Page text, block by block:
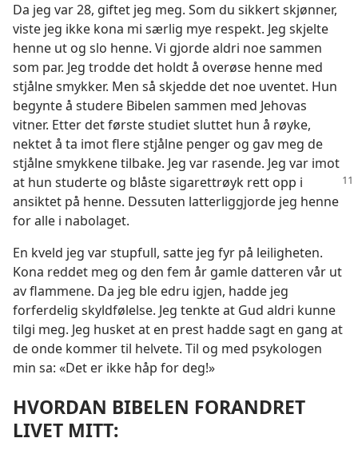
Da jeg var 28, giftet jeg meg. Som du sikkert skjønner,
viste jeg ikke kona mi særlig mye respekt. Jeg skjelte
henne ut og slo henne. Vi gjorde aldri noe sammen
som par. Jeg trodde det holdt å overøse henne med
stjålne smykker. Men så skjedde det noe uventet. Hun
begynte å studere Bibelen sammen med Jehovas
vitner. Etter det første studiet sluttet hun å røyke,
nektet å ta imot flere stjålne penger og gav meg de
stjålne smykkene tilbake. Jeg var rasende. Jeg var imot
at hun studerte og blåstesigarettrøyk rett opp i
ansiktet på henne. Dessuten latterliggjorde jeg henne
for alle i nabolaget.
En kveld jeg var stupfull, satte jeg fyr på leiligheten.
Kona reddet meg og den fem år gamle datteren vår ut
av flammene. Da jeg ble edru igjen, hadde jeg
forferdelig skyldfølelse. Jeg tenkte at Gud aldri kunne
tilgi meg. Jeg husket at en prest hadde sagt en gang at
de onde kommer til helvete. Til og med psykologen
min sa: «Det er ikke håp for deg!»
HVORDAN BIBELEN FORANDRET
LIVET MITT: